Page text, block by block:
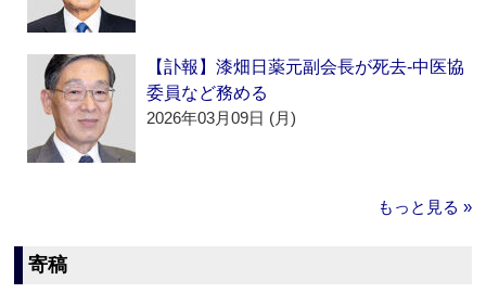
【訃報】漆畑日薬元副会長が死去‐中医協
委員など務める
2026年03月09日 (月)
もっと見る »
寄稿